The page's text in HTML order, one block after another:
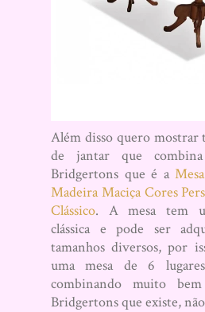
Além disso quero mostrar
de jantar que
Bridgertons que é a
Madeira Maciça Cores
Clássico. A mesa tem
clássica e pode ser
tamanhos diversos, por
uma mesa de 6
combinando muito
Bridgertons que existe,